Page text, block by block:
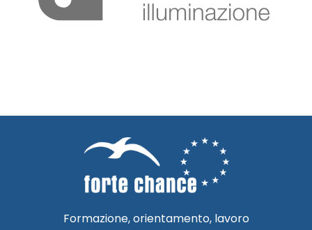
Formazione, orientamento, lavoro